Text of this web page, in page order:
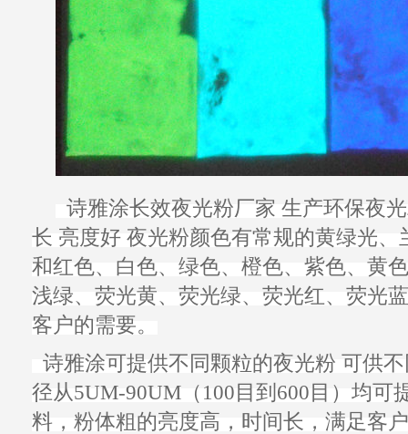
诗雅涂长效夜光粉厂家 生产环保夜
长 亮度好 夜光粉颜色有常规的黄绿光、
和红色、白色、绿色、橙色、紫色、黄
浅绿、荧光黄、荧光绿、荧光红、荧光
客户的需要。
诗雅涂可提供不同颗粒的夜光粉 可供
径从5UM-90UM（100目到 600目 ）均可
料，粉体粗的亮度高，时间长，满足客